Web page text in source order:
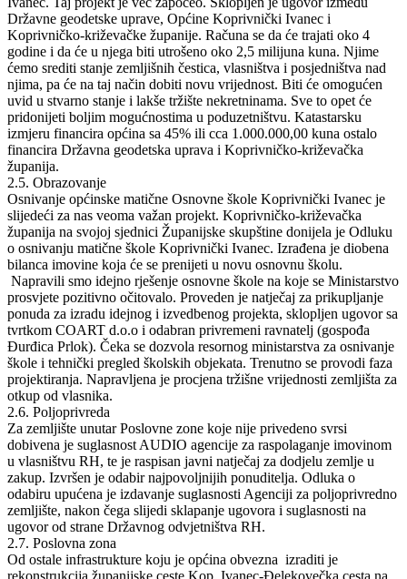
Državne geodetske uprave, Općine Koprivnički Ivanec i
Koprivničko-križevačke županije. Računa se da će trajati oko 4
godine i da će u njega biti utrošeno oko 2,5 milijuna kuna. Njime
ćemo srediti stanje zemljišnih čestica, vlasništva i posjedništva nad
njima, pa će na taj način dobiti novu vrijednost. Biti će omogućen
uvid u stvarno stanje i lakše tržište nekretninama. Sve to opet će
pridonijeti boljim mogućnostima u poduzetništvu. Katastarsku
izmjeru financira općina sa 45% ili cca 1.000.000,00 kuna ostalo
financira Državna geodetska uprava i Koprivničko-križevačka
županija.
2.5. Obrazovanje
Osnivanje općinske matične Osnovne škole Koprivnički Ivanec je
slijedeći za nas veoma važan projekt. Koprivničko-križevačka
županija na svojoj sjednici Županijske skupštine donijela je Odluku
o osnivanju matične škole Koprivnički Ivanec. Izrađena je diobena
bilanca imovine koja će se prenijeti u novu osnovnu školu.
Napravili smo idejno rješenje osnovne škole na koje se Ministarstvo
prosvjete pozitivno očitovalo. Proveden je natječaj za prikupljanje
ponuda za izradu idejnog i izvedbenog projekta, sklopljen ugovor sa
tvrtkom COART d.o.o i odabran privremeni ravnatelj (gospođa
Đurđica Prlok). Čeka se dozvola resornog ministarstva za osnivanje
škole i tehnički pregled školskih objekata. Trenutno se provodi faza
projektiranja. Napravljena je procjena tržišne vrijednosti zemljišta za
otkup od vlasnika.
2.6. Poljoprivreda
Za zemljište unutar Poslovne zone koje nije privedeno svrsi
dobivena je suglasnost AUDIO agencije za raspolaganje imovinom
u vlasništvu RH, te je raspisan javni natječaj za dodjelu zemlje u
zakup. Izvršen je odabir najpovoljnijih ponuditelja. Odluka o
odabiru upućena je izdavanje suglasnosti Agenciji za poljoprivredno
zemljište, nakon čega slijedi sklapanje ugovora i suglasnosti na
ugovor od strane Državnog odvjetništva RH.
2.7. Poslovna zona
Od ostale infrastrukture koju je općina obvezna izraditi je